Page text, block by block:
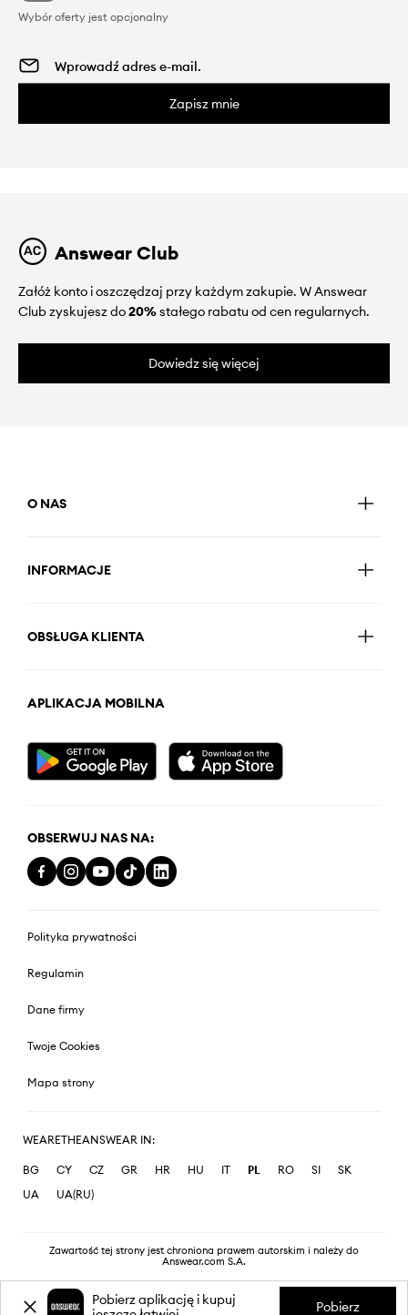
Wybór oferty jest opcjonalny
Zapisz mnie
Answear Club
Załóż konto i oszczędzaj przy każdym zakupie. W Answear
Club zyskujesz do20%stałego rabatu od cen regularnych.
Dowiedz się więcej
O NAS
INFORMACJE
OBSŁUGA KLIENTA
APLIKACJA MOBILNA
OBSERWUJ NAS NA:
Polityka prywatności
Regulamin
Dane firmy
Twoje Cookies
Mapa strony
WEARETHEANSWEAR IN:
BG CY CZ GR HR HU IT PL RO SI
SK
UA
UA(RU)
Zawartość tej strony jest chroniona prawem autorskim i należy do
Answear.com S.A.
Pobierz aplikację i kupuj
Pobierz